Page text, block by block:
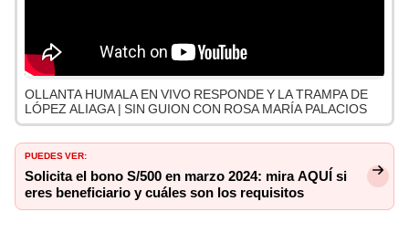
OLLANTA HUMALA EN VIVO RESPONDE Y LA TRAMPA DE
LÓPEZ ALIAGA | SIN GUION CON ROSA MARÍA PALACIOS
PUEDES VER:
Solicita el bono S/500 en marzo 2024: mira AQUÍ si
eres beneficiario y cuáles son los requisitos